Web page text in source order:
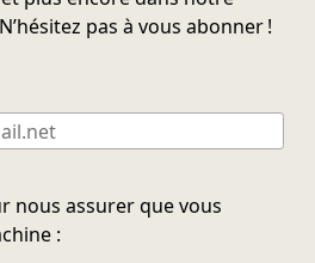
pas à vous abonner !
nous assurer que vous
: